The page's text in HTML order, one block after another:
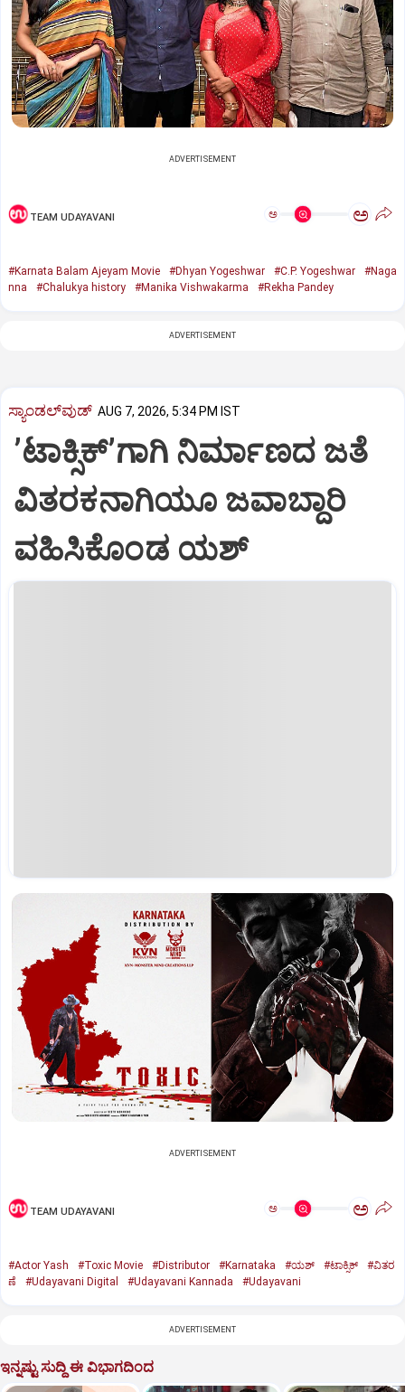
ADVERTISEMENT
TEAM UDAYAVANI ಅ ಅ
#Karnata Balam Ajeyam Movie #Dhyan Yogeshwar #C.P. Yogeshwar
#Naga
nna
#Chalukya history #Manika Vishwakarma #Rekha Pandey
ADVERTISEMENT
ಸ್ಯಾಂಡಲ್‌ವುಡ್‌ AUG 7, 2026, 5:34 PM IST
ʼಟಾಕ್ಸಿಕ್‌ʼಗಾಗಿ ನಿರ್ಮಾಣದ ಜತೆ
ವಿತರಕನಾಗಿಯೂ ಜವಾಬ್ದಾರಿ
ವಹಿಸಿಕೊಂಡ ಯಶ್
ADVERTISEMENT
TEAM UDAYAVANI ಅ ಅ
#Actor Yash #Toxic Movie #Distributor #Karnataka #ಯಶ್‌ #ಟಾಕ್ಸಿಕ್‌
#ವಿತರ
ಣೆ
#Udayavani Digital #Udayavani Kannada #Udayavani
ADVERTISEMENT
ಇನ್ನಷ್ಟು ಸುದ್ದಿ ಈ ವಿಭಾಗದಿಂದ